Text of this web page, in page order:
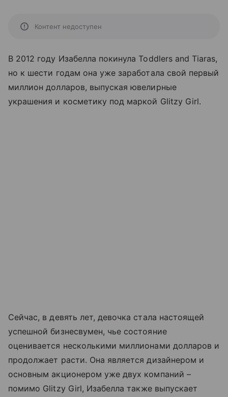
Контент недоступен
В 2012 году Изабелла покинула Toddlers and Tiaras,
но к шести годам она уже заработала свой первый
миллион долларов, выпуская ювелирные
украшения и косметику под маркой Glitzy Girl.
Сейчас, в девять лет, девочка стала настоящей
успешной бизнесвумен, чье состояние
оценивается несколькими миллионами долларов и
продолжает расти. Она является дизайнером и
основным акционером уже двух компаний –
помимо Glitzy Girl, Изабелла также выпускает